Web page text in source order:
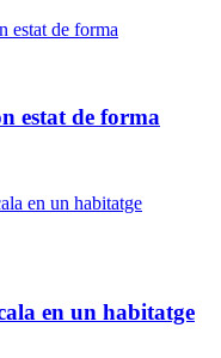
estat de forma
en un habitatge